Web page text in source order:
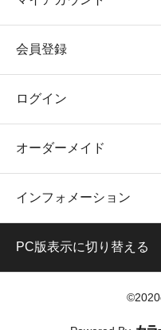
会員登録
ログイン
オーダーメイド
インフォメーション
PC版表示に切り替える